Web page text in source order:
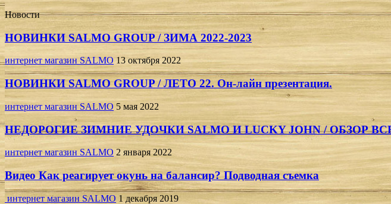
Новости
НОВИНКИ SALMO GROUP / ЗИМА 2022-2023
интернет магазин SALMO13 октября 2022
НОВИНКИ SALMO GROUP / ЛЕТО 22. Он-лайн презентация.
интернет магазин SALMO 5 мая 2022
НЕДОРОГИЕ ЗИМНИЕ УДОЧКИ SALMO И LUCKY JOHN / ОБЗОР
интернет магазин SALMO 2 января 2022
Видео Как реагирует окунь на балансир? Подводная съемка
интернет магазин SALMO 1 декабря 2019